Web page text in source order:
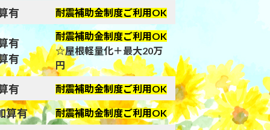
有 耐震補助金制度ご利用OK
有
有
耐震補助金制度ご利用OK
☆屋根軽量化＋最大20万
円
有 耐震補助金制度ご利用OK
算有 耐震補助金制度ご利用OK